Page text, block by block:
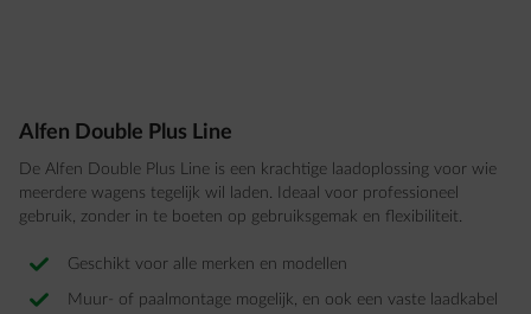
Alfen Double Plus Line
De Alfen Double Plus Line is een krachtige laadoplossing voor wie
meerdere wagens tegelijk wil laden. Ideaal voor professioneel
gebruik, zonder in te boeten op gebruiksgemak en flexibiliteit.
Geschikt voor alle merken en modellen
Muur- of paalmontage mogelijk, en ook een vaste laadkabel